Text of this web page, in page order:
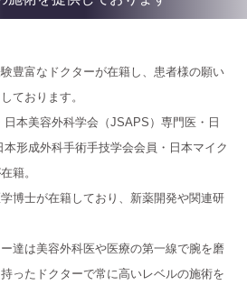
豊富なドクターが在籍し、患者様の願い
ております。
日本美容外科学会（JSAPS）専門医・日
形成外科手術手技学会会員・日本マイク
籍。
博士が在籍しており、新薬開発や関連研
達は美容外科医や医療の第一線で腕を磨
ったドクターで常に高いレベルの施術を